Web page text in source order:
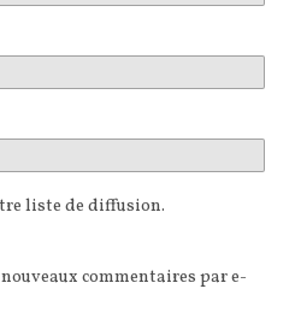
liste de diffusion.
commentaires par e-